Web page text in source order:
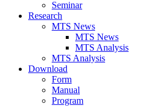
Seminar
Research
MTS News
MTS News
MTS Analysis
MTS Analysis
Download
Form
Manual
Program